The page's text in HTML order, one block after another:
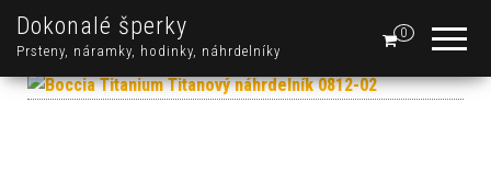
Dokonalé šperky
Prsteny, náramky, hodinky, náhrdelníky
0